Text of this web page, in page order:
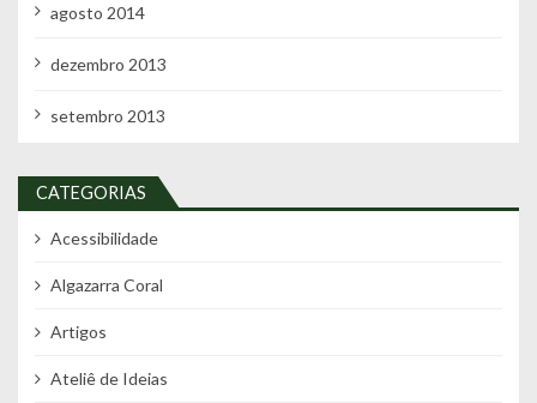
agosto 2014
dezembro 2013
setembro 2013
CATEGORIAS
Acessibilidade
Algazarra Coral
Artigos
Ateliê de Ideias